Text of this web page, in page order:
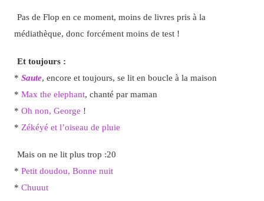
Pas de Flop en ce moment, moins de livres pris à la
médiathèque, donc forcément moins de test !
Et toujours :
* Saute, encore et toujours, se lit en boucle à la maison
* Max the elephant, chanté par maman
* Oh non, George !
* Zékéyé et l’oiseau de pluie
Mais on ne lit plus trop :20
* Petit doudou, Bonne nuit
* Chuuut